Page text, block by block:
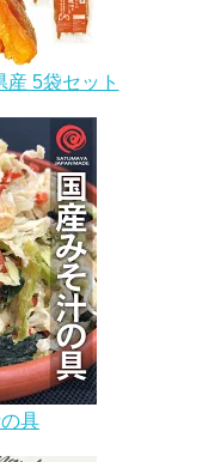
5袋セット
具